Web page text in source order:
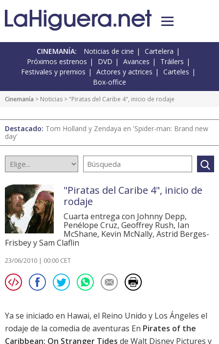
CINEMANÍA: Noticias de cine
Cartelera
Próximos estrenos
DVD Avances
Tráilers
Festivales y premios
Actores y actrices
Carteles
Box-office
Cinemanía > Noticias > "Piratas del Caribe 4", inicio de rodaje
Destacado: Tom Holland y Zendaya en 'Spider-man: Brand new
day'
"Piratas del Caribe 4", inicio de
rodaje
Cuarta entrega con Johnny Depp,
Penélope Cruz, Geoffrey Rush, Ian
McShane, Kevin McNally, Astrid Berges-
Frisbey y Sam Claflin
23/06/2010 | 00:00 CET
Ya se iniciado en Hawai, el Reino Unido y Los Ángeles el
rodaje de la comedia de aventuras En Pirates of the
Caribbean: On Stranger Tides de Walt Disney Pictures y